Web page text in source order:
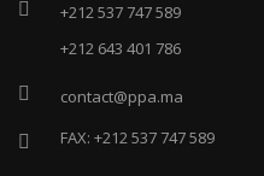
+212 537 747 589
+212 643 401 786
contact@ppa.ma
FAX: +212 537 747 589